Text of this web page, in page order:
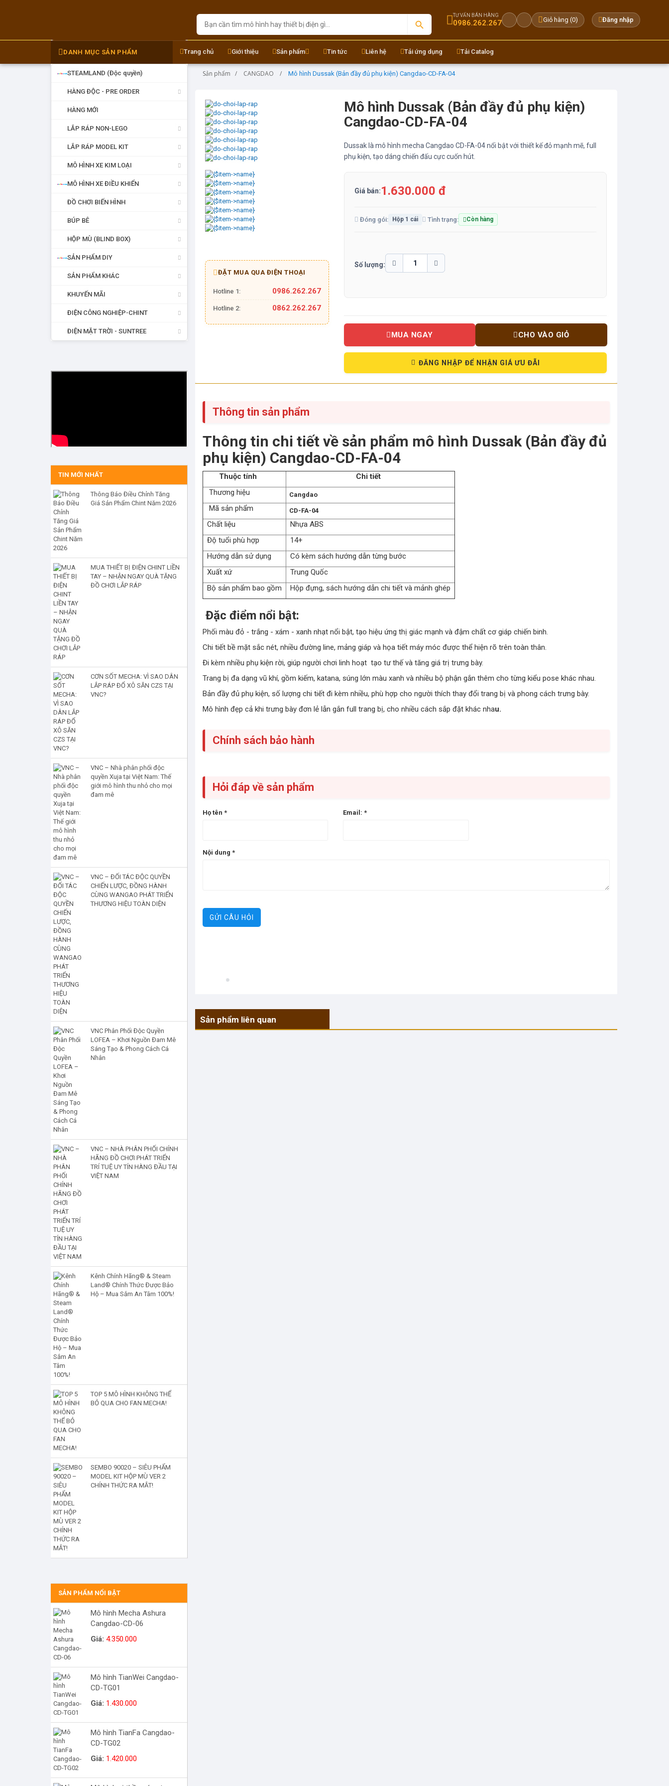
TƯ VẤN BÁN HÀNG
0986.262.267 Giỏ hàng (0) Đăng nhập
DANH MỤC SẢN PHẨM Trang chủ Giới thiệu Sản phẩm Tin tức Liên hệ Tải ứng dụng Tải Catalog
Sản phẩm CANGDAO Mô hình Dussak (Bản đầy đủ phụ kiện) Cangdao-CD-FA-04
DANH MỤC SẢN PHẨM
STEAMLAND (Độc quyền)
HÀNG ĐỘC - PRE ORDER
HÀNG MỚI
LẮP RÁP NON-LEGO
LẮP RÁP MODEL KIT
MÔ HÌNH XE KIM LOẠI
MÔ HÌNH XE ĐIỀU KHIỂN
ĐỒ CHƠI BIẾN HÌNH
BÚP BÊ
HỘP MÙ (BLIND BOX)
SẢN PHẨM DIY
SẢN PHẨM KHÁC
KHUYẾN MÃI
ĐIỆN CÔNG NGHIỆP-CHINT
ĐIỆN MẶT TRỜI - SUNTREE
TIN MỚI NHẤT
Thông Báo Điều Chỉnh Tăng
Giá Sản Phẩm Chint Năm 2026
MUA THIẾT BỊ ĐIỆN CHINT LIỀN
TAY – NHẬN NGAY QUÀ TẶNG
ĐỒ CHƠI LẮP RÁP
CƠN SỐT MECHA: VÌ SAO DÂN
LẮP RÁP ĐỔ XÔ SĂN CZS TẠI
VNC?
VNC – Nhà phân phối độc
quyền Xuja tại Việt Nam: Thế
giới mô hình thu nhỏ cho mọi
đam mê
VNC – ĐỐI TÁC ĐỘC QUYỀN
CHIẾN LƯỢC, ĐỒNG HÀNH
CÙNG WANGAO PHÁT TRIỂN
THƯƠNG HIỆU TOÀN DIỆN
VNC Phân Phối Độc Quyền
LOFEA – Khơi Nguồn Đam Mê
Sáng Tạo & Phong Cách Cá
Nhân
VNC – NHÀ PHÂN PHỐI CHÍNH
HÃNG ĐỒ CHƠI PHÁT TRIỂN
TRÍ TUỆ UY TÍN HÀNG ĐẦU TẠI
VIỆT NAM
Kênh Chính Hãng® & Steam
Land® Chính Thức Được Bảo
Hộ – Mua Sắm An Tâm 100%!
TOP 5 MÔ HÌNH KHÔNG THỂ
BỎ QUA CHO FAN MECHA!
SEMBO 90020 – SIÊU PHẨM
MODEL KIT HỘP MÙ VER 2
CHÍNH THỨC RA MẮT!
SẢN PHẨM NỔI BẬT
Mô hình Mecha Ashura
Cangdao-CD-06
Giá: 4.350.000
Mô hình TianWei Cangdao-
CD-TG01
Giá: 1.430.000
Mô hình TianFa Cangdao-
CD-TG02
Giá: 1.420.000
ĐẶT MUA QUA ĐIỆN THOẠI
Hotline 1: 0986.262.267
Hotline 2: 0862.262.267
Mô hình Dussak (Bản đầy đủ phụ kiện)
Cangdao-CD-FA-04
Dussak là mô hình mecha Cangdao CD-FA-04 nổi bật với thiết kế đỏ mạnh mẽ, full
phụ kiện, tạo dáng chiến đấu cực cuốn hút.
Giá bán:1.630.000 đ
Đóng gói: Hộp 1 cái Tình trạng: Còn hàng
Số lượng:
MUA NGAY CHO VÀO GIỎ
ĐĂNG NHẬP ĐỂ NHẬN GIÁ ƯU ĐÃI
Thông tin sản phẩm
Thông tin chi tiết về sản phẩm mô hình Dussak (Bản đầy đủ
phụ kiện) Cangdao-CD-FA-04
Thuộc tính
Chi tiết
Thương hiệu
Cangdao
Mã sản phẩm CD-FA-04
Chất liệu
Nhựa ABS
Độ tuổi phù hợp
14+
Hướng dẫn sử dụng
Có kèm sách hướng dẫn từng bước
Xuất xứ
Trung Quốc
Bộ sản phẩm bao gồm
Hộp đựng, sách hướng dẫn chi tiết và mảnh ghép
Đặc điểm nổi bật:
Phối màu đỏ - trắng - xám - xanh nhạt nổi bật, tạo hiệu ứng thị giác mạnh và đậm chất cơ giáp chiến binh.
Chi tiết bề mặt sắc nét, nhiều đường line, mảng giáp và họa tiết máy móc được thể hiện rõ trên toàn thân.
Đi kèm nhiều phụ kiện rời, giúp người chơi linh hoạt tạo tư thế và tăng giá trị trưng bày.
Trang bị đa dạng vũ khí, gồm kiếm, katana, súng lớn màu xanh và nhiều bộ phận gắn thêm cho từng kiểu pose khác nhau.
Bản đầy đủ phụ kiện, số lượng chi tiết đi kèm nhiều, phù hợp cho người thích thay đổi trang bị và phong cách trưng bày.
Mô hình đẹp cả khi trưng bày đơn lẻ lẫn gắn full trang bị, cho nhiều cách sắp đặt khác nhau.
Chính sách bảo hành
Hỏi đáp về sản phẩm
Họ tên * Email:*
Nội dung *
GỬI CÂU HỎI
Sản phẩm liên quan